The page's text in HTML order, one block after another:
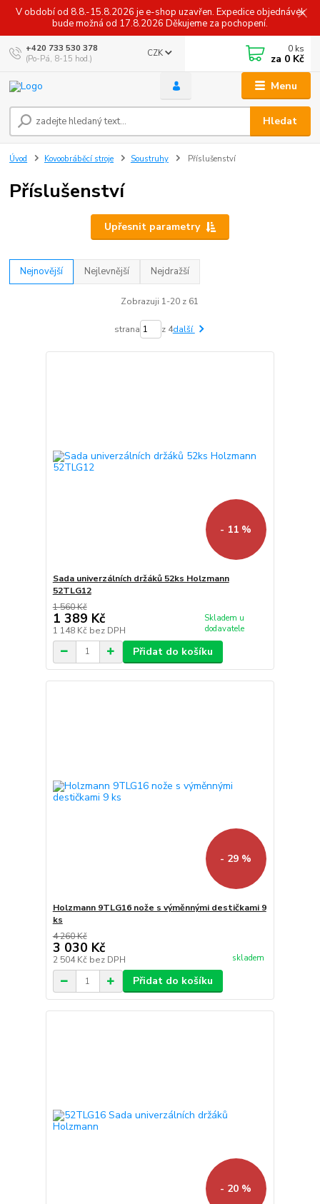
V období od 8.8.-15.8.2026 je e-shop uzavřen. Expedice objednávek
bude možná od 17.8.2026 Děkujeme za pochopení.
Menu
CZK
Hledat
+420 733 530 378
(Po-Pá, 8-15 hod.)
0 ks
za 0 Kč
Úvod Kovoobráběcí stroje Soustruhy Příslušenství
Příslušenství
Upřesnit parametry
Nejnovější Nejlevnější Nejdražší
Zobrazuji 1-20 z 61
strana z 4další
- 11 %
Sada univerzálních držáků 52ks Holzmann
52TLG12
1 560 Kč
1 389 Kč
1 148 Kč bez DPH
Skladem u
dodavatele
Přidat do košíku
- 29 %
Holzmann 9TLG16 nože s výměnnými destičkami 9
ks
4 260 Kč
3 030 Kč
2 504 Kč bez DPH skladem
Přidat do košíku
- 20 %